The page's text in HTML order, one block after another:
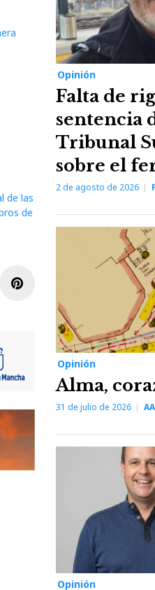
de las
de
Pinterest
Opinión
Falta de
sentencia
Tribunal
sobre el
2 de agosto de 2026
Opinión
Alma,
31 de julio de 2026
Opinión